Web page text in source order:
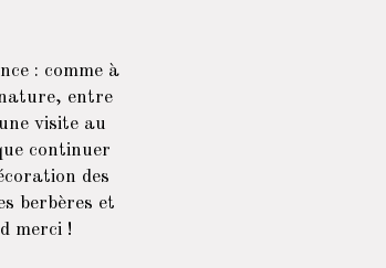
: comme à
entre
visite au
continuer
des
berbères et
merci !